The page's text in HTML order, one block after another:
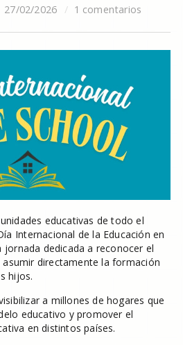
27/02/2026 1 comentarios
educativas de todo el
Internacional de la Educación en
jornada dedicada a reconocer el
directamente la formación
hijos.
a millones de hogares que
educativo y promover el
en distintos países.